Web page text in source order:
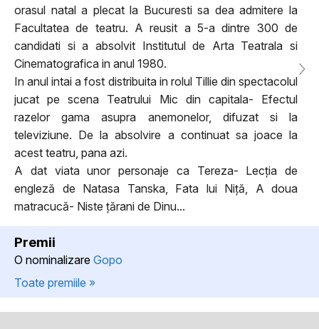
orasul natal a plecat la Bucuresti sa dea admitere la
Facultatea de teatru. A reusit a 5-a dintre 300 de
candidati si a absolvit Institutul de Arta Teatrala si
Cinematografica in anul 1980.
In anul intai a fost distribuita in rolul Tillie din spectacolul
jucat pe scena Teatrului Mic din capitala- Efectul
razelor gama asupra anemonelor, difuzat si la
televiziune. De la absolvire a continuat sa joace la
acest teatru, pana azi.
A dat viata unor personaje ca Tereza- Lecția de
engleză de Natasa Tanska, Fata lui Niță, A doua
matracucă- Niste țărani de Dinu...
Premii
O nominalizare Gopo
Toate premiile »